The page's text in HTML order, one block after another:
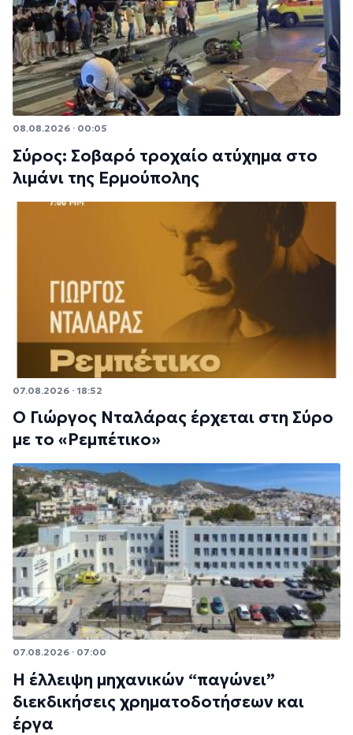
08.08.2026 · 00:05
Σύρος: Σοβαρό τροχαίο ατύχημα στο
λιμάνι της Ερμούπολης
07.08.2026 · 18:52
Ο Γιώργος Νταλάρας έρχεται στη Σύρο
με το «Ρεμπέτικο»
07.08.2026 · 07:00
Η έλλειψη μηχανικών “παγώνει”
διεκδικήσεις χρηματοδοτήσεων και
έργα